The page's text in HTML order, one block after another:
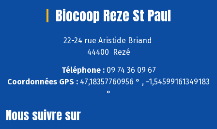
Biocoop Reze St Paul
22-24 rue Aristide Briand
44400 Rezé
Téléphone :09 74 36 09 67
Coordonnées GPS : 47,18357760956 ° , -1,54599161349183
°
Nous suivre sur